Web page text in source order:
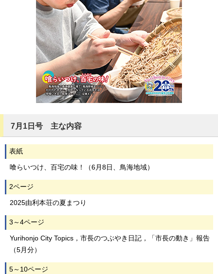
7月1日号 主な内容
表紙
喰らいつけ、百宅の味！（6月8日、鳥海地域）
2ページ
2025由利本荘の夏まつり
3～4ページ
Yurihonjo City Topics，市長のつぶやき日記，「市長の動き」報告
（5月分）
5～10ページ